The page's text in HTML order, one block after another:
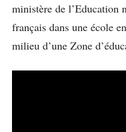
ministère de l’Education
français dans une école
milieu d’une Zone